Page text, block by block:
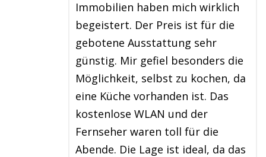
Immobilien haben mich wirklich
begeistert. Der Preis ist für die
gebotene Ausstattung sehr
günstig. Mir gefiel besonders die
Möglichkeit, selbst zu kochen, da
eine Küche vorhanden ist. Das
kostenlose WLAN und der
Fernseher waren toll für die
Abende. Die Lage ist ideal, da das